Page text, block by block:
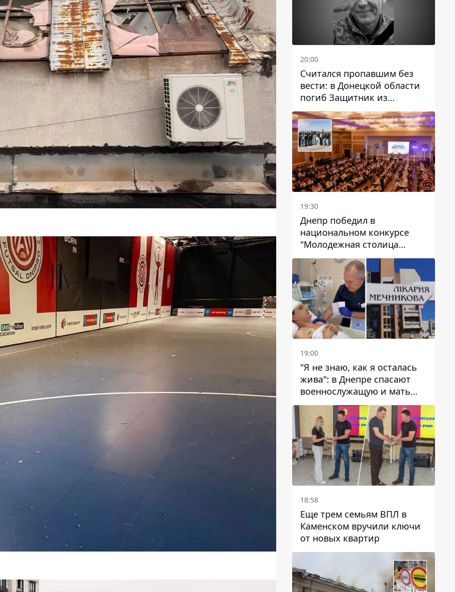
20:00
Считался пропавшим без
вести: в Донецкой области
погиб Защитник из
Каменского Антон
Красовский
19:30
Днепр победил в
национальном конкурсе
"Молодежная столица
Украины – 2026"
19:00
"Я не знаю, как я осталась
жива": в Днепре спасают
военнослужащую и мать
четверых детей, которую
ранил КАБ
18:58
Еще трем семьям ВПЛ в
Каменском вручили ключи
от новых квартир